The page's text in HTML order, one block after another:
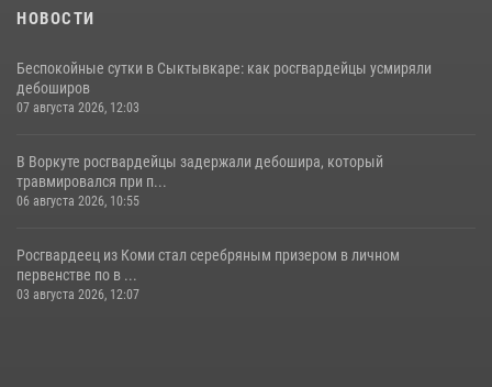
НОВОСТИ
Беспокойные сутки в Сыктывкаре: как росгвардейцы усмиряли
дебоширов
07 августа 2026, 12:03
В Воркуте росгвардейцы задержали дебошира, который
травмировался при п...
06 августа 2026, 10:55
Росгвардеец из Коми стал серебряным призером в личном
первенстве по в ...
03 августа 2026, 12:07